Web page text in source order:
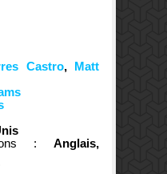
Castro, Matt
: Anglais,